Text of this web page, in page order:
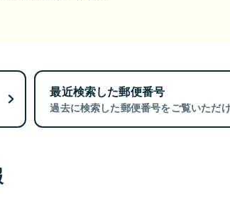
最近検索した郵便番号
過去に検索した郵便番号をご覧いただけ